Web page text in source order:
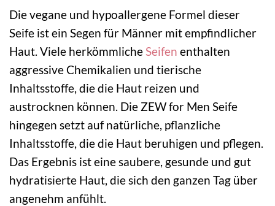
Die vegane und hypoallergene Formel dieser
Seife ist ein Segen für Männer mit empfindlicher
Haut. Viele herkömmlicheSeifen enthalten
aggressive Chemikalien und tierische
Inhaltsstoffe, die die Haut reizen und
austrocknen können. Die ZEW for Men Seife
hingegen setzt auf natürliche, pflanzliche
Inhaltsstoffe, die die Haut beruhigen und pflegen.
Das Ergebnis ist eine saubere, gesunde und gut
hydratisierte Haut, die sich den ganzen Tag über
angenehm anfühlt.